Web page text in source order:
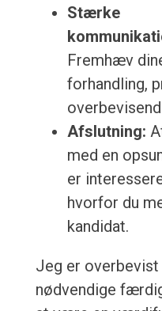
Stærke
Fremhæv
forhandling,
Afslutning:
med en
er
hvorfor du
kandidat.
Jeg er overbevist
nødvendige